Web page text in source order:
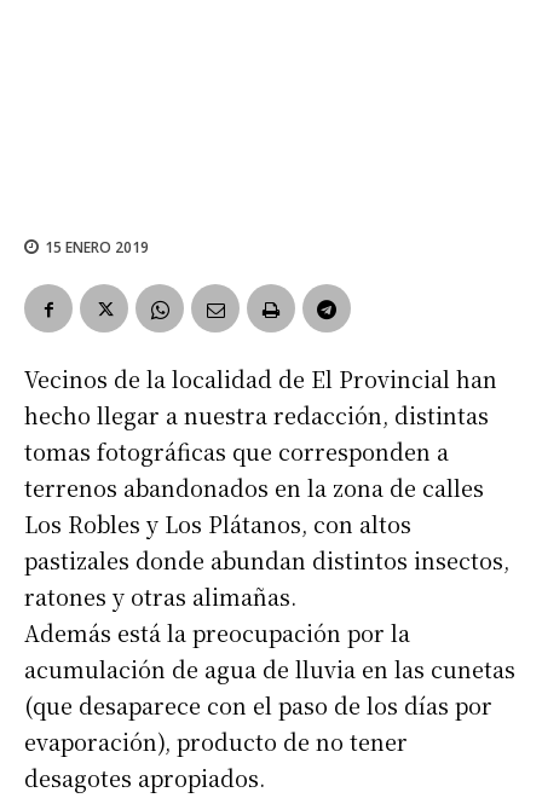
15 ENERO 2019
Vecinos de la localidad de El Provincial han
hecho llegar a nuestra redacción, distintas
tomas fotográficas que corresponden a
terrenos abandonados en la zona de calles
Los Robles y Los Plátanos, con altos
pastizales donde abundan distintos insectos,
ratones y otras alimañas.
Además está la preocupación por la
acumulación de agua de lluvia en las cunetas
(que desaparece con el paso de los días por
evaporación), producto de no tener
desagotes apropiados.